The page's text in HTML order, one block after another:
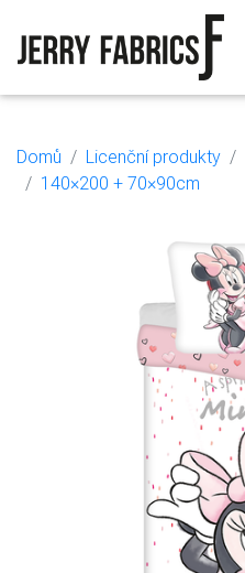
Domů Licenční produkty
140×200 + 70×90cm